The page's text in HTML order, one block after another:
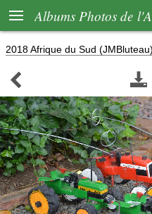
 Albums Photos de
2018 Afrique du Sud (JMBluteau)
 